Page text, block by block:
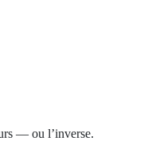
— ou l’inverse.